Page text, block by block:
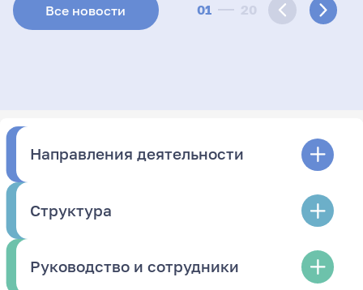
01 20
Все новости
Направления деятельности
Структура
Руководство и сотрудники